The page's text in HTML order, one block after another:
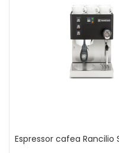
Espressor cafea Rancilio